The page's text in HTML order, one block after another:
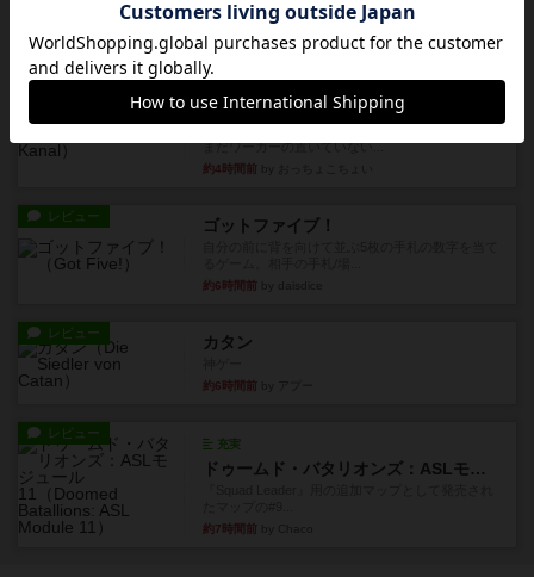
1989年にAvalon Hill社が出版した『Red Barrica...
by Chaco
レビュー
充実
オラニエンブルガー運河
まだワーカーの置いていない...
約4時間前
レビュー ゴットファイブ！
約6時間前
レビュー カタン
約6時間前
レビュー
充実
ドゥームド・バタリオンズ：ASLモジュール11
約7時間前